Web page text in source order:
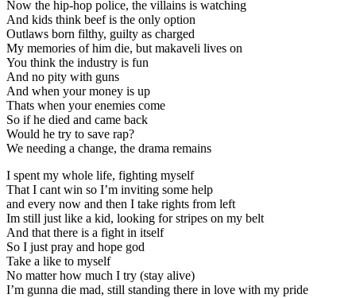
Now the hip-hop police, the villains is watching
And kids think beef is the only option
Outlaws born filthy, guilty as charged
My memories of him die, but makaveli lives on
You think the industry is fun
And no pity with guns
And when your money is up
Thats when your enemies come
So if he died and came back
Would he try to save rap?
We needing a change, the drama remains
I spent my whole life, fighting myself
That I cant win so I’m inviting some help
and every now and then I take rights from left
Im still just like a kid, looking for stripes on my belt
And that there is a fight in itself
So I just pray and hope god
Take a like to myself
No matter how much I try (stay alive)
I’m gunna die mad, still standing there in love with my pride